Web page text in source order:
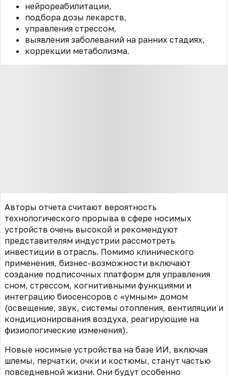
нейрореабилитации,
подбора дозы лекарств,
управления стрессом,
выявления заболеваний на ранних стадиях,
коррекции метаболизма.
Авторы отчета считают вероятность
технологического прорыва в сфере носимых
устройств очень высокой и рекомендуют
представителям индустрии рассмотреть
инвестиции в отрасль. Помимо клинического
применения, бизнес-возможности включают
создание подписочных платформ для управления
сном, стрессом, когнитивными функциями и
интеграцию биосенсоров с «умным» домом
(освещение, звук, системы отопления, вентиляции и
кондиционирования воздуха, реагирующие на
физиологические изменения).
Новые носимые устройства на базе ИИ, включая
шлемы, перчатки, очки и костюмы, станут частью
повседневной жизни. Они будут особенно